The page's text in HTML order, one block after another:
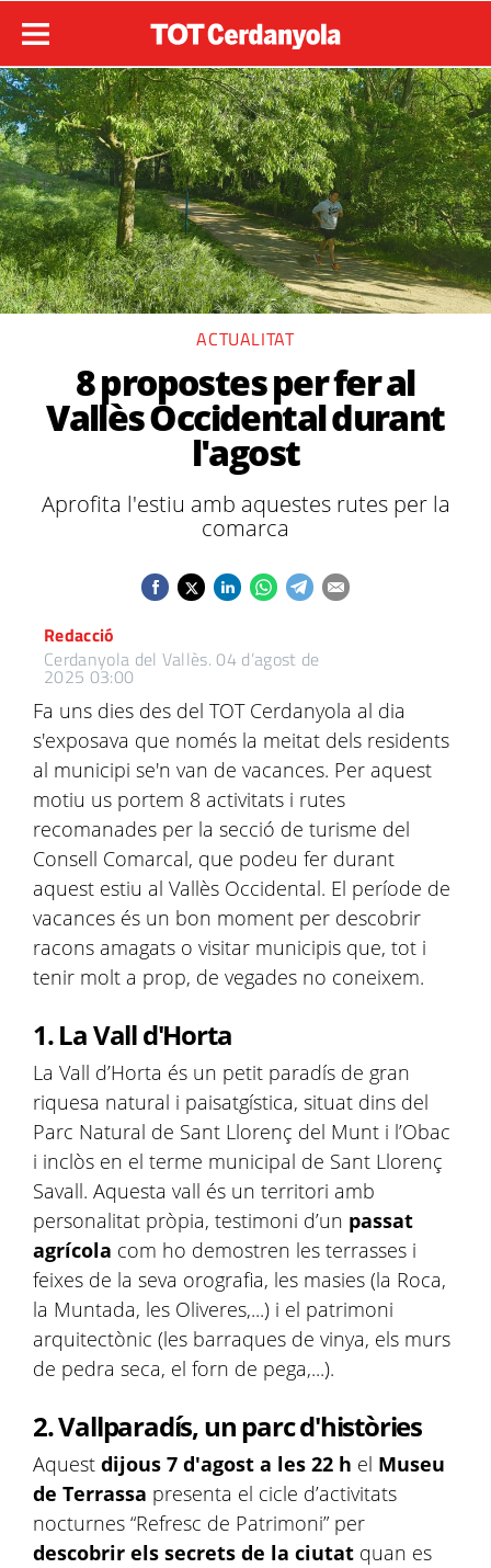
ACTUALITAT
8 propostes per fer al
Vallès Occidental durant
l'agost
Aprofita l'estiu amb aquestes rutes per la
comarca
Redacció
Cerdanyola del Vallès. 04 d’agost de
2025 03:00
Fa uns dies des del TOT Cerdanyola al dia
s'exposava que només la meitat dels residents
al municipi se'n van de vacances. Per aquest
motiu us portem 8 activitats i rutes
recomanades per la secció de turisme del
Consell Comarcal, que podeu fer durant
aquest estiu al Vallès Occidental. El període de
vacances és un bon moment per descobrir
racons amagats o visitar municipis que, tot i
tenir molt a prop, de vegades no coneixem.
1. La Vall d'Horta
La Vall d’Horta és un petit paradís de gran
riquesa natural i paisatgística, situat dins del
Parc Natural de Sant Llorenç del Munt i l’Obac
i inclòs en el terme municipal de Sant Llorenç
Savall. Aquesta vall és un territori amb
personalitat pròpia, testimoni d’un passat
agrícola com ho demostren les terrasses i
feixes de la seva orografia, les masies (la Roca,
la Muntada, les Oliveres,...) i el patrimoni
arquitectònic (les barraques de vinya, els murs
de pedra seca, el forn de pega,...).
2. Vallparadís, un parc d'històries
Aquest dijous 7 d'agost a les 22 h el Museu
de Terrassa presenta el cicle d’activitats
nocturnes “Refresc de Patrimoni” per
descobrir els secrets de la ciutat quan es